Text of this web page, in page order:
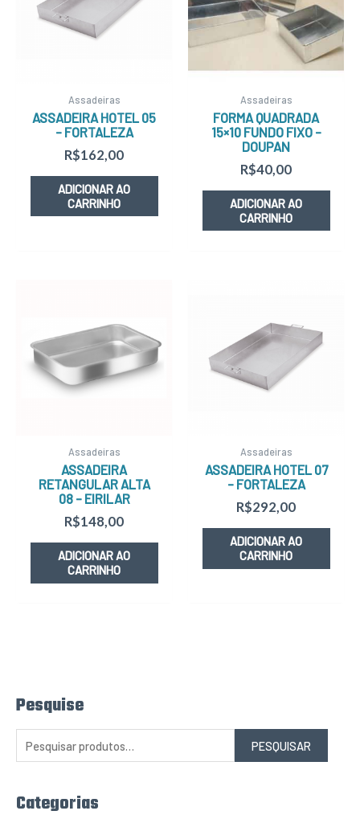
Pesquise
P
e
i
p
PESQUISAR
Categorias
Assadeiras
ASSADEIRA HOTEL 05
– FORTALEZA
R$162,00
ADICIONAR AO
CARRINHO
Assadeiras
FORMA QUADRADA
15×10 FUNDO FIXO –
DOUPAN
R$40,00
ADICIONAR AO
CARRINHO
Assadeiras
ASSADEIRA
RETANGULAR ALTA
08 – EIRILAR
R$148,00
ADICIONAR AO
CARRINHO
Assadeiras
ASSADEIRA HOTEL 07
– FORTALEZA
R$292,00
ADICIONAR AO
CARRINHO